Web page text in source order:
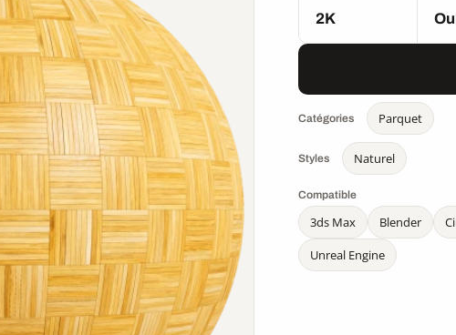
2K
Catégories Parquet
Styles Naturel
Compatible
3ds Max Blender
Unreal Engine